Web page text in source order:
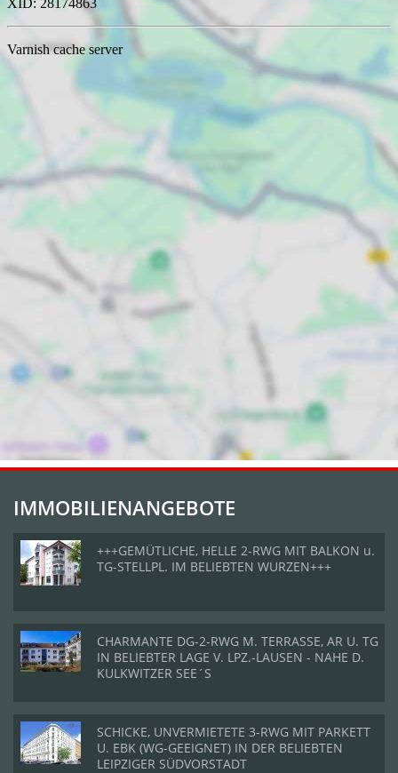
IMMOBILIENANGEBOTE
+++GEMÜTLICHE, HELLE 2-RWG MIT BALKON u.
TG-STELLPL. IM BELIEBTEN WURZEN+++
CHARMANTE DG-2-RWG M. TERRASSE, AR U. TG
IN BELIEBTER LAGE V. LPZ.-LAUSEN - NAHE D.
KULKWITZER SEE´S
SCHICKE, UNVERMIETETE 3-RWG MIT PARKETT
U. EBK (WG-GEEIGNET) IN DER BELIEBTEN
LEIPZIGER SÜDVORSTADT